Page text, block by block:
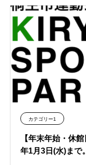
カテゴリー1
【年末年始・休
年1月3日(水)まで